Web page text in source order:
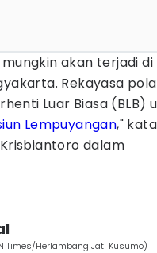
akan terjadi di
Rekayasa pola
Luar Biasa (BLB)
Lempuyangan," kata
dalam
Times/Herlambang Jati Kusumo)